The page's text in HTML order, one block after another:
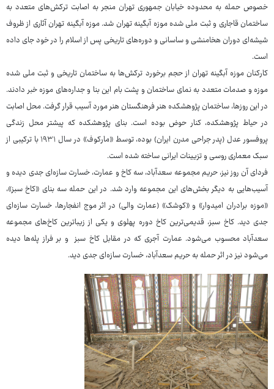
خصوص حمله به محدوده خیابان جمهوری تهران منجر به اصابت ترکش‌های متعدد به
ساختمان قاجاری و ثبت ملی شده موزه آبگینه تهران شد. موزه آبگینه تهران آثاری از ظروف
شیشه‌ای دوران هخامنشی و ساسانی و دوره‌های تاریخی پس از اسلام را در خود جای داده
است.
کارکنان موزه آبگینه تهران از حجم برخورد ترکش‌ها به ساختمان تاریخی و ثبت ملی شده
موزه و صدمات متعدد به نمای ساختمان و پشت بام این بنا و جداره‌های موزه خبر دادند.
در این روزها، ساختمان پژوهشکده هنر فرهنگستان هنر مورد آسیب قرار گرفت. محل اصابت
در حیاط پژوهشکده، کنار حوض بوده است. بنای پژوهشکده که پیشتر محل زندگی
پروفسور عدل (پدر جراحی مدرن ایران) بوده، توسط «مارکوف» در سال ۱۹۳۱ با ترکیبی از
سبک معماری روسی و تزیینات ایرانی ساخته شده است.
فردای آن روز نیز، حریم مجموعه سعدآباد، سه کاخ و عمارت، خسارت سازه‌ای جدی دیده و
آسیب‌هایی به دیگر بخش‌های این مجموعه وارد شد. در این حمله سه بنای «کاخ سبز»،
«موزه برادران امیدوار» و «کوشک» (عمارت والی) در اثر موج انفجارها، خسارت سازه‌ای
جدی دید. کاخ سبز، قدیمی‌ترین کاخ دوره پهلوی و یکی از زیباترین کاخ‌های مجموعه
سعدآباد محسوب می‌شود. عمارت آجری که در مقابل کاخ سبز و بر فراز پله‌ها دیده
می‌شود نیز در اثر حمله به حریم سعدآباد، خسارت سازه‌ای جدی دید.